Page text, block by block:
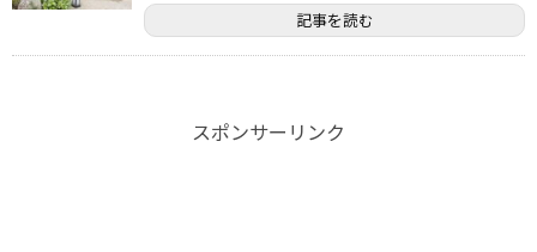
記事を読む
スポンサーリンク